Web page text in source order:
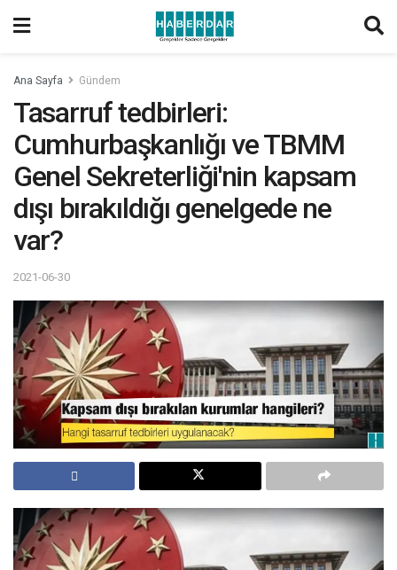
Ana Sayfa Gündem
Tasarruf tedbirleri:
Cumhurbaşkanlığı ve TBMM
Genel Sekreterliği'nin kapsam
dışı bırakıldığı genelgede ne
var?
2021-06-30